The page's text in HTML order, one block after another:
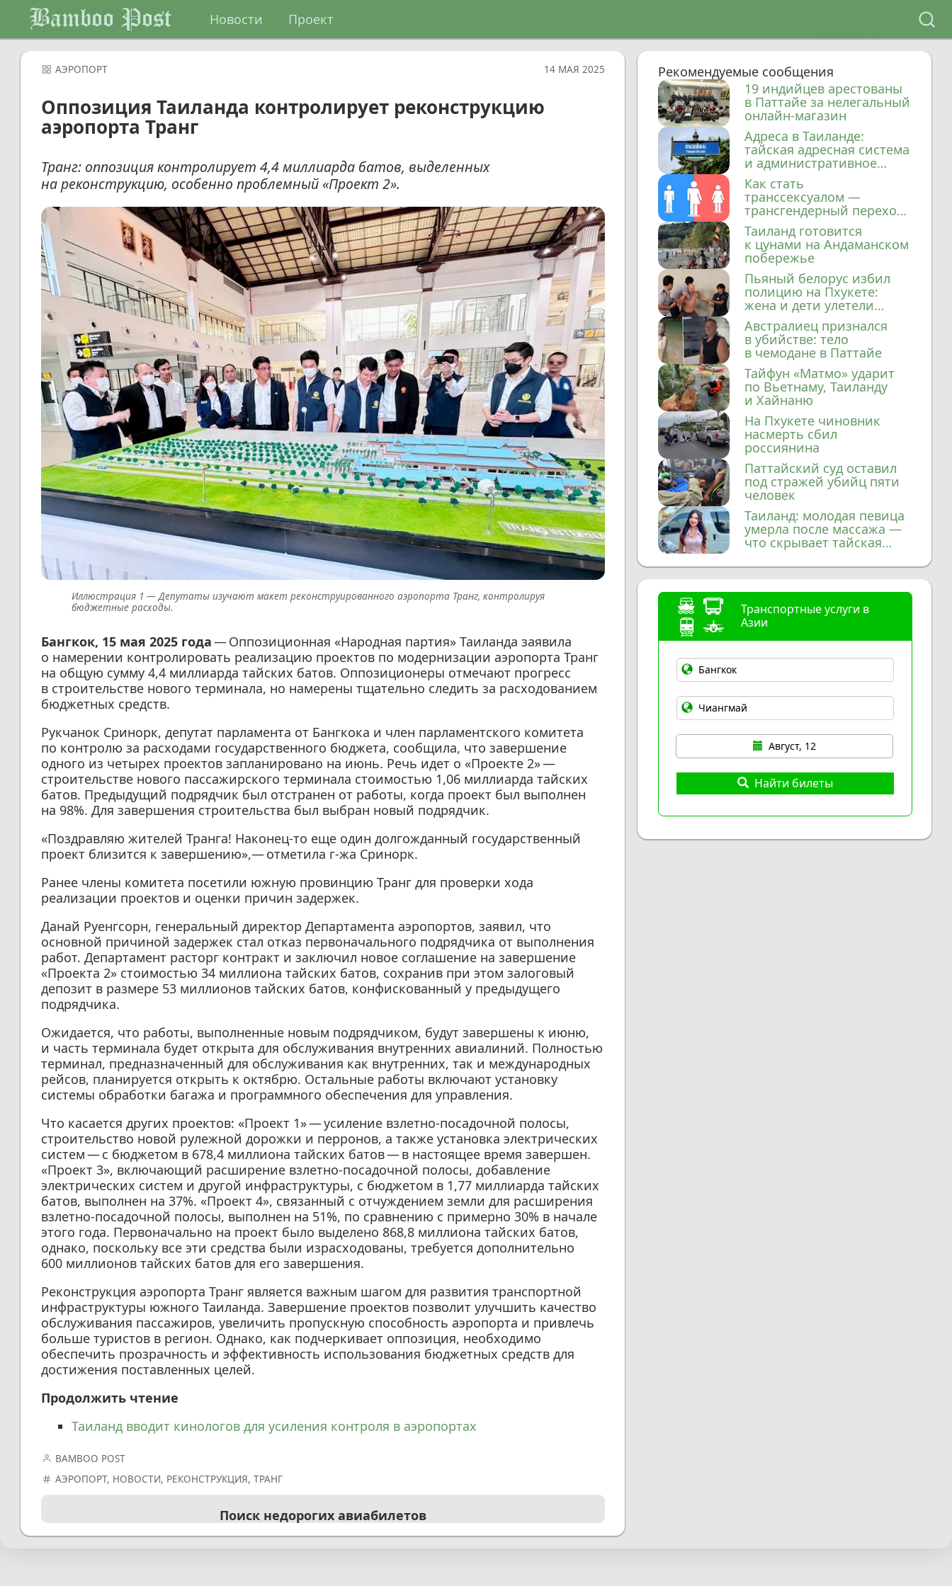
Bamboo Post Новости Проект
АЭРОПОРТ 14 МАЯ 2025
Оппозиция Таиланда контролирует реконструкцию
аэропорта Транг
Транг: оппозиция контролирует 4,4 миллиарда батов, выделенных
на реконструкцию, особенно проблемный «Проект 2».
Депутаты изучают макет реконструированного аэропорта Транг, контролируя
бюджетные расходы.
Бангкок, 15 мая 2025 года— Оппозиционная «Народная партия» Таиланда заявила
о намерении контролировать реализацию проектов по модернизации аэропорта Транг
на общую сумму 4,4 миллиарда тайских батов. Оппозиционеры отмечают прогресс
в строительстве нового терминала, но намерены тщательно следить за расходованием
бюджетных средств.
Рукчанок Сринорк, депутат парламента от Бангкока и член парламентского комитета
по контролю за расходами государственного бюджета, сообщила, что завершение
одного из четырех проектов запланировано на июнь. Речь идет о «Проекте 2» —
строительстве нового пассажирского терминала стоимостью 1,06 миллиарда тайских
батов. Предыдущий подрядчик был отстранен от работы, когда проект был выполнен
на 98%. Для завершения строительства был выбран новый подрядчик.
«Поздравляю жителей Транга! Наконец-то еще один долгожданный государственный
проект близится к завершению»,— отметила г-жа Сринорк.
Ранее члены комитета посетили южную провинцию Транг для проверки хода
реализации проектов и оценки причин задержек.
Данай Руенгсорн, генеральный директор Департамента аэропортов, заявил, что
основной причиной задержек стал отказ первоначального подрядчика от выполнения
работ. Департамент расторг контракт и заключил новое соглашение на завершение
«Проекта 2» стоимостью 34 миллиона тайских батов, сохранив при этом залоговый
депозит в размере 53 миллионов тайских батов, конфискованный у предыдущего
подрядчика.
Ожидается, что работы, выполненные новым подрядчиком, будут завершены к июню,
и часть терминала будет открыта для обслуживания внутренних авиалиний. Полностью
терминал, предназначенный для обслуживания как внутренних, так и международных
рейсов, планируется открыть к октябрю. Остальные работы включают установку
системы обработки багажа и программного обеспечения для управления.
Что касается других проектов: «Проект 1» — усиление взлетно-посадочной полосы,
строительство новой рулежной дорожки и перронов, а также установка электрических
систем — с бюджетом в 678,4 миллиона тайских батов — в настоящее время завершен.
«Проект 3», включающий расширение взлетно-посадочной полосы, добавление
электрических систем и другой инфраструктуры, с бюджетом в 1,77 миллиарда тайских
батов, выполнен на 37%. «Проект 4», связанный с отчуждением земли для расширения
взлетно-посадочной полосы, выполнен на 51%, по сравнению с примерно 30% в начале
этого года. Первоначально на проект было выделено 868,8 миллиона тайских батов,
однако, поскольку все эти средства были израсходованы, требуется дополнительно
600 миллионов тайских батов для его завершения.
Реконструкция аэропорта Транг является важным шагом для развития транспортной
инфраструктуры южного Таиланда. Завершение проектов позволит улучшить качество
обслуживания пассажиров, увеличить пропускную способность аэропорта и привлечь
больше туристов в регион. Однако, как подчеркивает оппозиция, необходимо
обеспечить прозрачность и эффективность использования бюджетных средств для
достижения поставленных целей.
Продолжить чтение
Таиланд вводит кинологов для усиления контроля в аэропортах
BAMBOO POST
АЭРОПОРТ, НОВОСТИ, РЕКОНСТРУКЦИЯ,ТРАНГ
Поиск недорогих авиабилетов
Рекомендуемые сообщения
19 индийцев арестованы
в Паттайе за нелегальный
онлайн-магазин
Адреса в Таиланде:
тайская адресная система
и административное
деление
Как стать
транссексуалом —
трансгендерный переход
в Таиланде
Таиланд готовится
к цунами на Андаманском
побережье
Пьяный белорус избил
полицию на Пхукете:
жена и дети улетели
домой
Австралиец признался
в убийстве: тело
в чемодане в Паттайе
Тайфун «Матмо» ударит
по Вьетнаму, Таиланду
и Хайнаню
На Пхукете чиновник
насмерть сбил
россиянина
Паттайский суд оставил
под стражей убийц пяти
человек
Таиланд: молодая певица
умерла после массажа —
что скрывает тайская
медицина?
Транспортные услуги в
Азии
Август, 12
Найти билеты